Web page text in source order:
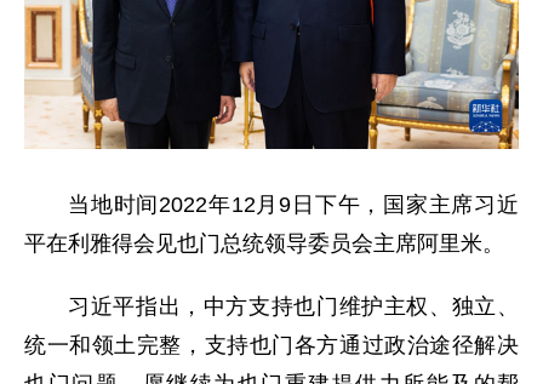
当地时间2022年12月9日下午，国家主席习近
平在利雅得会见也门总统领导委员会主席阿里米。
习近平指出，中方支持也门维护主权、独立、
统一和领土完整，支持也门各方通过政治途径解决